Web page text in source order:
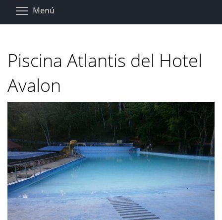
Pasar
Menú
Piscina Atlantis del Hotel
Avalon